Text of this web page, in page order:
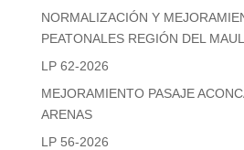
NORMALIZACIÓN Y
PEATONALES REGIÓN DEL
LP 62-2026
MEJORAMIENTO PASAJE
ARENAS
LP 56-2026